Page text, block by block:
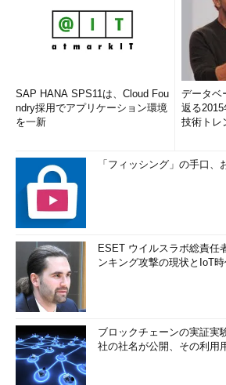
SAP HANA SPS11は、Cloud Fou
ndry採用でアプリケーション環境
を一新
データベ
返る2015
技術トレ
「フィッシング」の手口、
ESET ウイルスラボ総責任
ンキング攻撃の現状とIoT
ブロックチェーンの実証実
社の社名が公開、その利用